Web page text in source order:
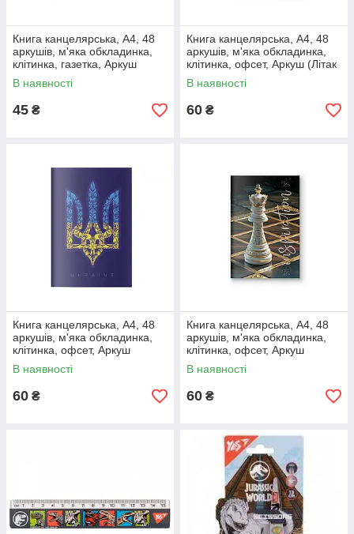
Книга канцелярська, А4, 48
аркушів, м'яка обкладинка,
клітинка, газетка, Аркуш
(Кораблик 1В3172)
В наявності
45 ₴
Книга канцелярська, А4, 48
аркушів, м'яка обкладинка,
клітинка, офсет, Аркуш (Літак
(1В3254))
В наявності
60 ₴
Книга канцелярська, А4, 48
аркушів, м'яка обкладинка,
клітинка, офсет, Аркуш
(Тризуб (1В2431))
В наявності
60 ₴
Книга канцелярська, А4, 48
аркушів, м'яка обкладинка,
клітинка, офсет, Аркуш
(Шахова королева (1В325
В наявності
60 ₴